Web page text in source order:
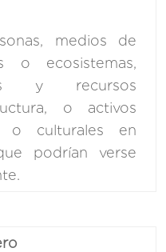
medios de
o ecosistemas,
y recursos
o activos
o culturales en
podrían verse